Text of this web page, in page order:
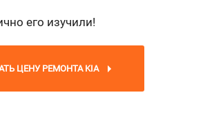
его изучили!
ЦЕНУ РЕМОНТА KIA